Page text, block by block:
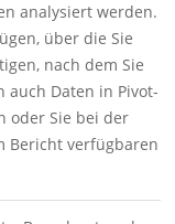
analysiert werden.
über die Sie
nach dem Sie
auch Daten in Pivot-
oder Sie bei der
Bericht verfügbaren